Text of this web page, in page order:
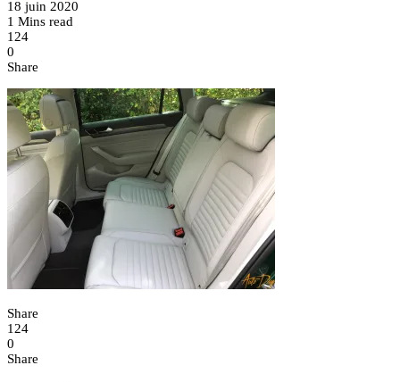
18 juin 2020
1 Mins read
124
0
Share
Share
124
0
Share